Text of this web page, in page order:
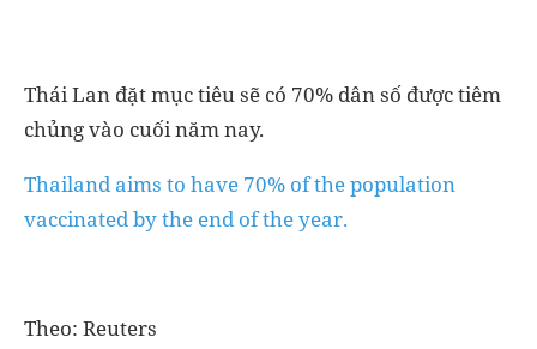
Thái Lan đặt mục tiêu sẽ có 70% dân số được tiêm
chủng vào cuối năm nay.
Thailand aims to have 70% of the population
vaccinated by the end of the year.
Theo: Reuters